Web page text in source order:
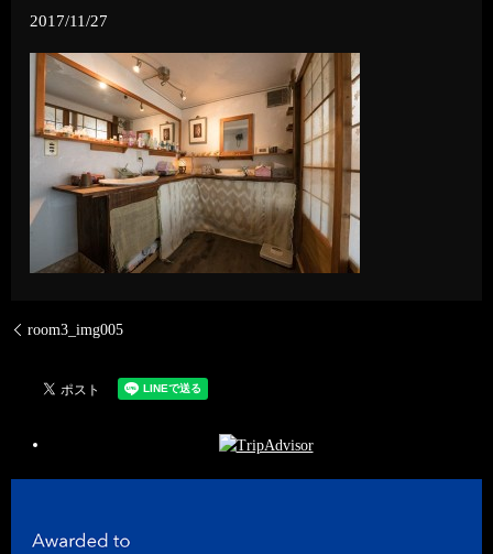
2017/11/27
room3_img005